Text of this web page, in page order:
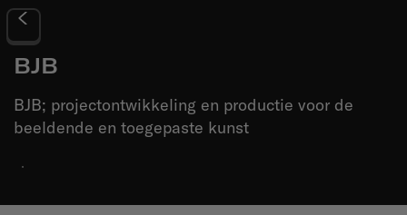
BJB
BJB; projectontwikkeling en productie voor de
beeldende en toegepaste kunst
·